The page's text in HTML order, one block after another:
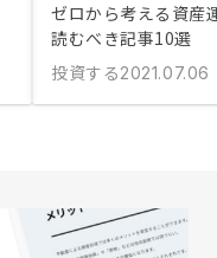
ゼロから考える資産
読むべき記事10選
投資する2021.07.06